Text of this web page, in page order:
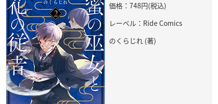
価格：748円(税込)
レーベル：Ride Comics
のくらじれ (著)